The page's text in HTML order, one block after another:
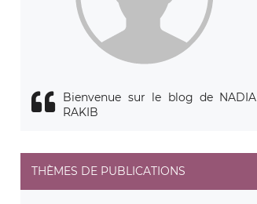
Bienvenue sur le blog de NADIA
RAKIB
THÈMES DE PUBLICATIONS